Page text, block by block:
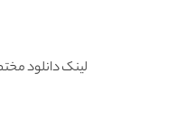
لینک دانلود